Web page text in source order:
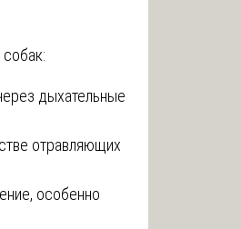
дыхательные
отравляющих
особенно